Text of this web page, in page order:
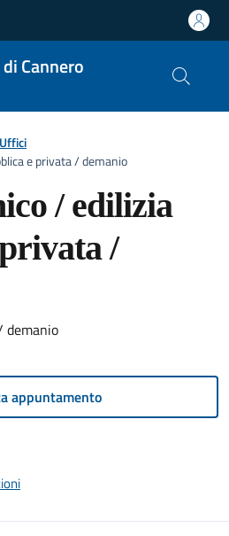
Cannero
Uffici
e privata / demanio
/ edilizia
/
demanio
appuntamento